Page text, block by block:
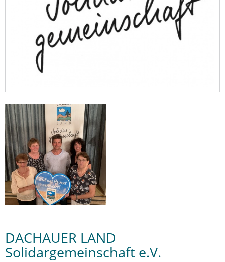
DACHAUER LAND
Solidargemeinschaft e.V.